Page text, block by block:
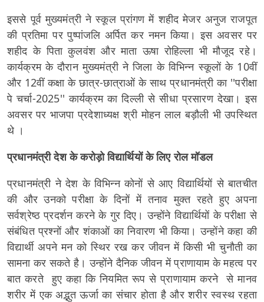
इससे पूर्व मुख्यमंत्री ने स्कूल प्रांगण में शहीद मेजर अनुज राजपूत
की प्रतिमा पर पुष्पांजलि अर्पित कर नमन किया। इस अवसर पर
शहीद के पिता कुलवंश और माता ऊषा रोहिल्ला भी मौजूद रहे।
कार्यक्रम के दौरान मुख्यमंत्री ने जिला के विभिन्न स्कूलों के 10वीं
और 12वीं कक्षा के छात्र-छात्राओं के साथ प्रधानमंत्री का ''परीक्षा
पे चर्चा-2025'' कार्यक्रम का दिल्ली से सीधा प्रसारण देखा। इस
अवसर पर भाजपा प्रदेशाध्यक्ष श्री मोहन लाल बड़ौली भी उपस्थित
थे ।
प्रधानमंत्री देश के करोड़ो विद्यार्थियों के लिए रोल मॉडल
प्रधानमंत्री ने देश के विभिन्न कोनों से आए विद्यार्थियों से बातचीत
की और उनको परीक्षा के दिनों में तनाव मुक्त रहते हुए अपना
सर्वश्रेष्ठ प्रदर्शन करने के गुर दिए। उन्होंने विद्यार्थियों के परीक्षा से
संबंधित प्रश्नों और शंकाओं का निवारण भी किया। उन्होंने कहा की
विद्यार्थी अपने मन को स्थिर रख कर जीवन में किसी भी चुनौती का
सामना कर सकते है। उन्होंने दैनिक जीवन में प्राणायाम के महत्व पर
बात करते हुए कहा कि नियमित रूप से प्राणायाम करने से मानव
शरीर में एक अद्भुत ऊर्जा का संचार होता है और शरीर स्वस्थ रहता